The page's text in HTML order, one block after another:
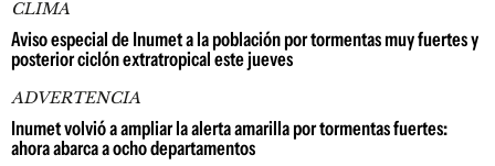
CLIMA
Aviso especial de Inumet a la población por tormentas muy fuertes y
posterior ciclón extratropical este jueves
ADVERTENCIA
Inumet volvió a ampliar la alerta amarilla por tormentas fuertes:
ahora abarca a ocho departamentos